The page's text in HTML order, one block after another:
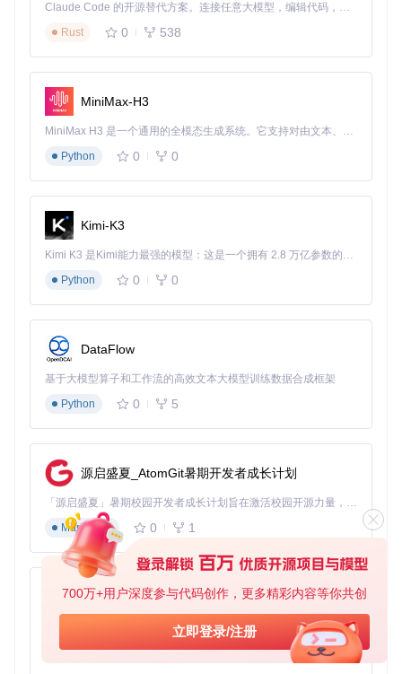
700万+用户深度参与代码创作，更多精彩内容等你共创
立即登录/注册
Claude Code 的开源替代方案。连接任意大模型，编辑代码，运行命令，自动验证 — 全自动执行。用 Rust 构建，极致性能。 ｜ An open-source alternative to Claude Code. Connect any LLM, edit code, run commands, and verify changes — autonomously. Built in Rust for speed. Get Started
Rust
0 538
MiniMax-H3
MiniMax H3 是一个通用的全模态生成系统。它支持对由文本、图像、视频和音频组成的多模态上下文进行统一理解，并能生成分辨率高达 2K、时长可达 15 秒的带原生立体声音频的视频。得益于面向任务泛化的系统设计，H3 在预训练阶段就已具备广泛的多模态上下文理解与生成能力，能够出色地执行复杂的多模态指令。
Python
0 0
Kimi-K3
Kimi K3 是Kimi能力最强的模型：这是一个拥有 2.8 万亿参数的混合专家（MoE）模型，具备原生视觉理解能力，并支持 100 万 token 的上下文窗口。
Python
0 0
DataFlow
基于大模型算子和工作流的高效文本大模型训练数据合成框架
Python
0 5
源启盛夏_AtomGit暑期开发者成长计划
「源启盛夏」暑期校园开发者成长计划旨在激活校园开源力量，通过积分激励、认证扶持、资源倾斜等形式，引导高校组织和开发者完成「入驻 — 建项目 — 做贡献 — 获认证 — 得资源」的完整闭环。无论你是想带领社团入驻平台的组织者，还是希望用代码贡献证明自己的开发者，都能在这里找到属于你的成长路径。
Markdown
0 1
py-xiaozhi
基于Python的Xiaozhi AI，适用于想要完整Xiaozhi体验而无需拥有专用硬件的用户。
Python
0 1